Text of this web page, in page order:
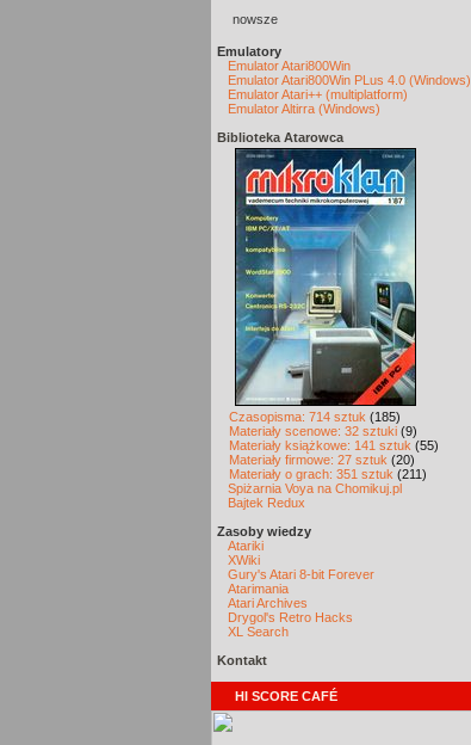
nowsze
Emulatory
Emulator Atari800Win
Emulator Atari800Win PLus 4.0 (Windows)
Emulator Atari++ (multiplatform)
Emulator Altirra (Windows)
Biblioteka Atarowca
Czasopisma: 714 sztuk (185)
Materiały scenowe: 32 sztuki (9)
Materiały książkowe: 141 sztuk (55)
Materiały firmowe: 27 sztuk (20)
Materiały o grach: 351 sztuk (211)
Spiżarnia Voya na Chomikuj.pl
Bajtek Redux
Zasoby wiedzy
Atariki
XWiki
Gury's Atari 8-bit Forever
Atarimania
Atari Archives
Drygol's Retro Hacks
XL Search
Kontakt
HI SCORE CAFÉ